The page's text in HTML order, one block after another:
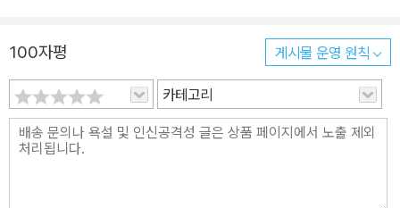
후 줄곧 고민해온 질문들을 상기시킨다. 우리는 왜 무덤을 만들어 죽
은 사람을 기리는가, 불, 술, 음악은 인류에게 어떤 의미였는가, 색이
바랜 수천 년 전의 작은 토기 하나는 지금의 우리를 어떤 방향으로 이
끄는가 같은 것들. 그리고 또, 문명의 멸망이라는 것이 존재할 수 없는
이유는 무엇인가, 동과 서, 남과 북의 영역에서 유사한 유물이 발견되
100자평 게시물 운영 원칙
카테고리